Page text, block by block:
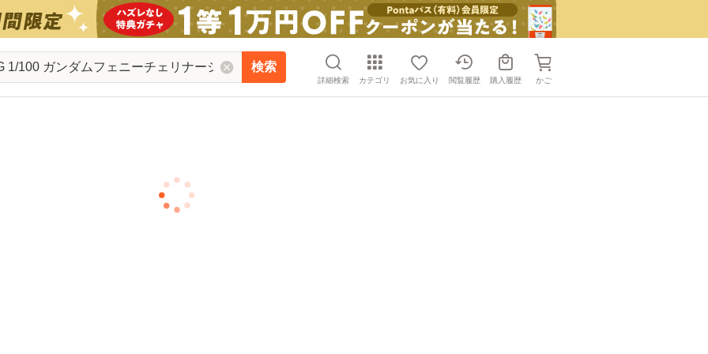
検索
詳細検索 カテゴリ お気に入り 閲覧履歴 購入履歴 かご